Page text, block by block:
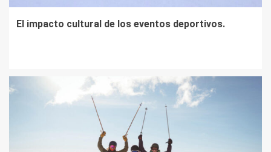
El impacto cultural de los eventos deportivos.